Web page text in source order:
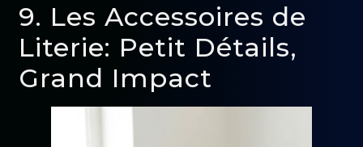
9. Les Accessoires de
Literie: Petit Détails,
Grand Impact